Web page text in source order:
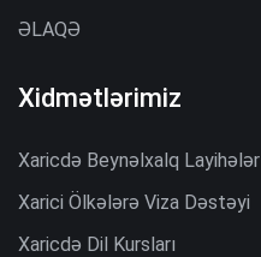
ƏLAQƏ
Xidmətlərimiz
Xaricdə Beynəlxalq Layihələr
Xarici Ölkələrə Viza Dəstəyi
Xaricdə Dil Kursları